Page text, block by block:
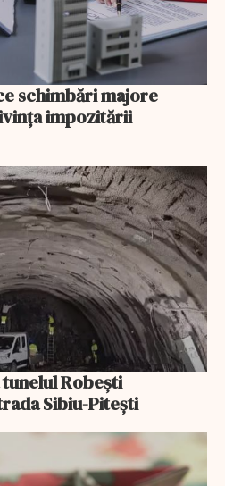
schimbări majore
impozitării
Robești
Sibiu-Pitești